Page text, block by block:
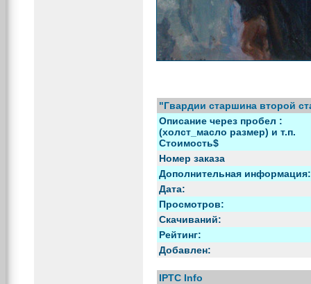
"Гвардии старшина второй
Описание через пробел :
(холст_масло размер) и т.п.
Стоимость$
Номер заказа
Дополнительная информация:
Дата:
Просмотров:
Скачиваний:
Рейтинг:
Добавлен:
IPTC Info